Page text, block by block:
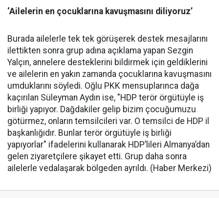
‘Ailelerin en çocuklarına kavuşmasını diliyoruz’
Burada ailelerle tek tek görüşerek destek mesajlarını
ilettikten sonra grup adına açıklama yapan Sezgin
Yalçın, annelere desteklerini bildirmek için geldiklerini
ve ailelerin en yakın zamanda çocuklarına kavuşmasını
umduklarını söyledi. Oğlu PKK mensuplarınca dağa
kaçırılan Süleyman Aydın ise, "HDP terör örgütüyle iş
birliği yapıyor. Dağdakiler gelip bizim çocuğumuzu
götürmez, onların temsilcileri var. O temsilci de HDP il
başkanlığıdır. Bunlar terör örgütüyle iş birliği
yapıyorlar" ifadelerini kullanarak HDP’lileri Almanya’dan
gelen ziyaretçilere şikayet etti. Grup daha sonra
ailelerle vedalaşarak bölgeden ayrıldı. (Haber Merkezi)